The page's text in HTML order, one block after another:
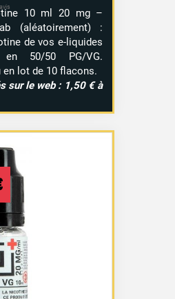
10 ml 20 mg –
(aléatoirement) :
de vos e-liquides
50/50 PG/VG.
en lot de 10 flacons.
sur le web : 1,50 € à
Plage
de
prix :
8,99 €
à